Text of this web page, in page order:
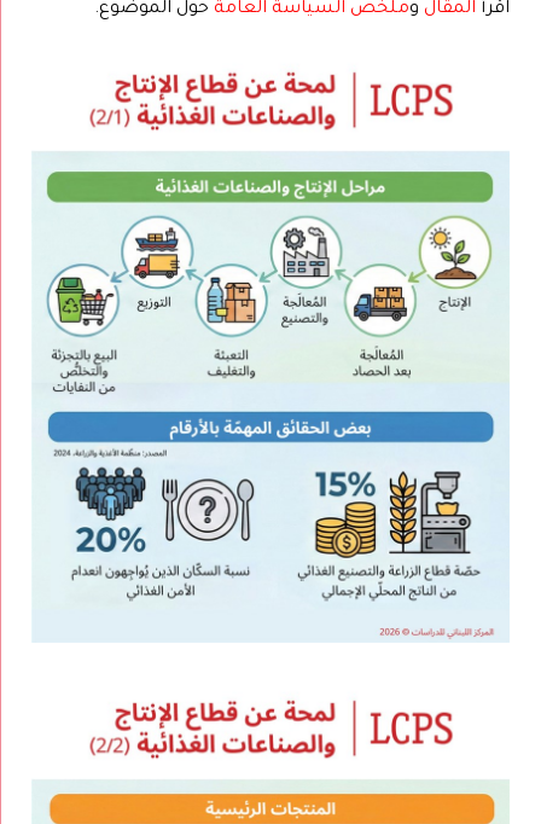
اقرأ المقال وملخص السياسة العامة حول الموضوع.